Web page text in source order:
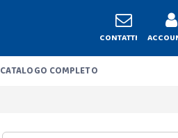
CONTATTI
CATALOGO COMPLETO